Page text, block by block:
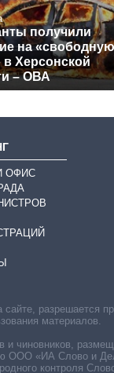
получили
на «свободную
в Херсонской
– ОВА
ОФИС
разрешается
материалов.
чиновников,
ООО «ИА Слово и
контроля